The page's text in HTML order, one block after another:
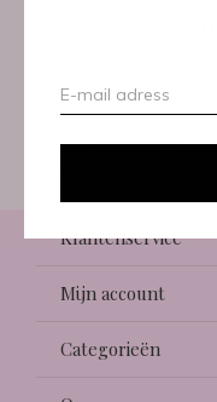
Klantenservice
Mijn account
Categorieën